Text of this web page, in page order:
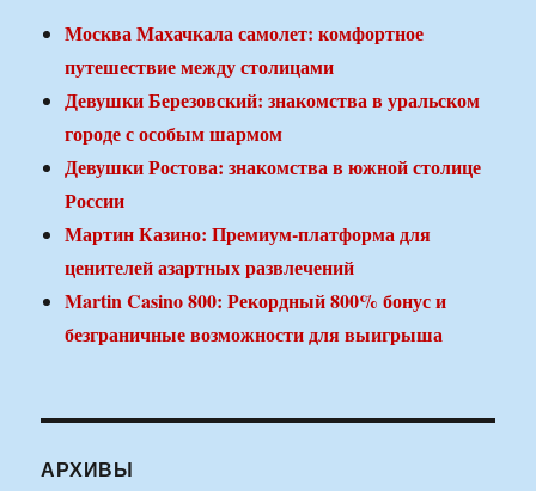
Москва Махачкала самолет: комфортное
путешествие между столицами
Девушки Березовский: знакомства в уральском
городе с особым шармом
Девушки Ростова: знакомства в южной столице
России
Мартин Казино: Премиум-платформа для
ценителей азартных развлечений
Martin Casino 800: Рекордный 800% бонус и
безграничные возможности для выигрыша
АРХИВЫ